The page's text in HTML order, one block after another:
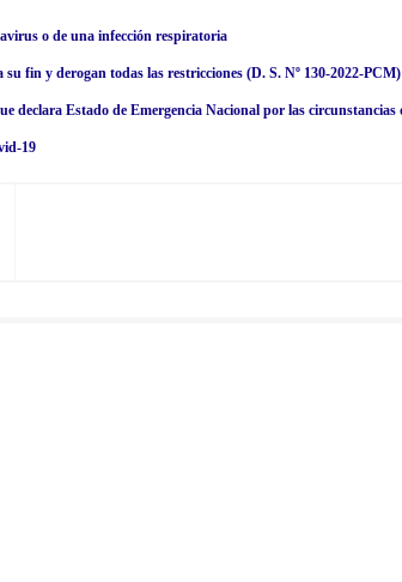
o de una infección respiratoria
fin y derogan todas las restricciones (D. S. Nº 130-2022-PCM)
19